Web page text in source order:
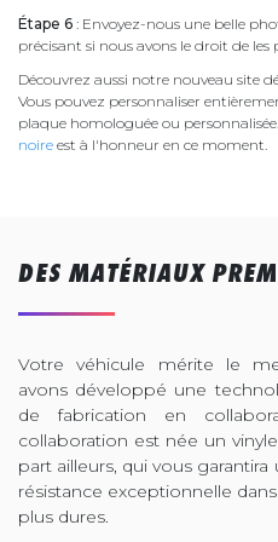
Étape 6 : Envoyez-nous une belle
précisant si nous avons le droit de
Découvrez aussi notre nouveau site
Vous pouvez personnaliser
plaque homologuée ou
noire est à l'honneur en ce moment.
DES MATÉRIAUX
Votre véhicule mérite le
avons développé une
de fabrication en
collaboration est née un
part ailleurs, qui vous
résistance exceptionnelle
plus dures.